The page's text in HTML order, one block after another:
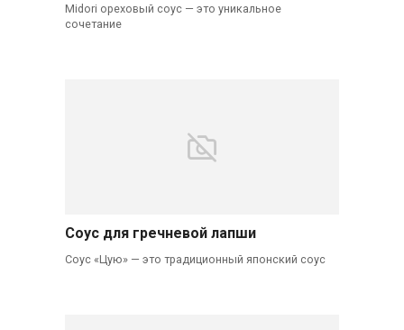
Midori ореховый соус — это уникальное
сочетание
Соус для гречневой лапши
Соус «Цую» — это традиционный японский соус